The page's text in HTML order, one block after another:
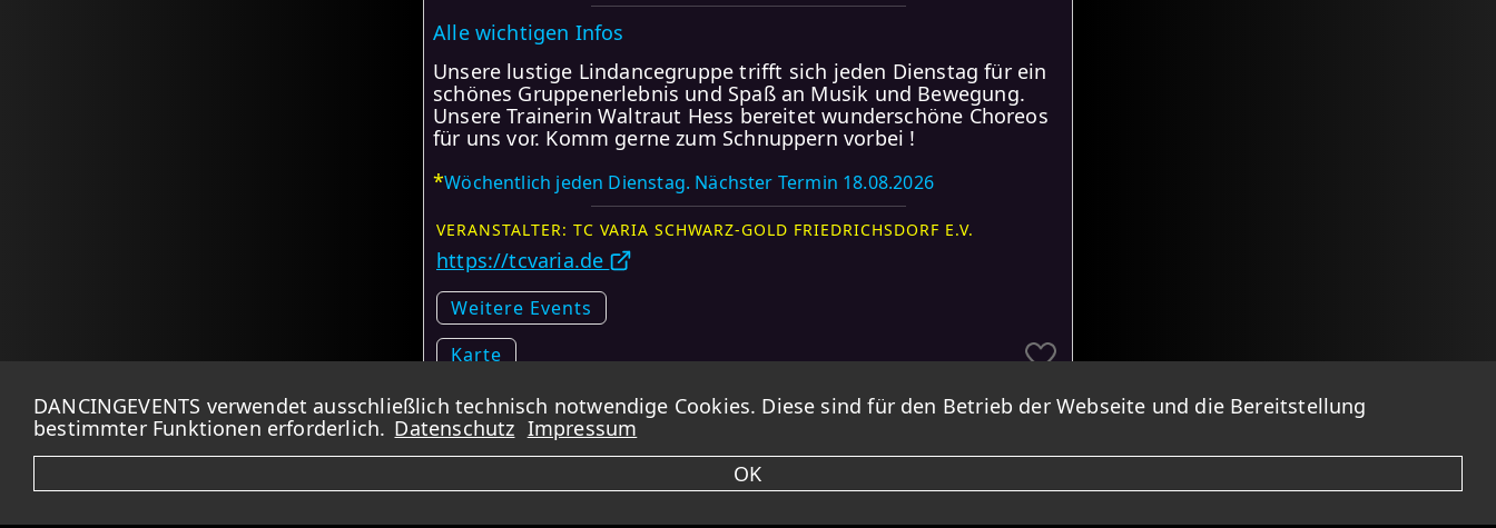
Alle wichtigen Infos
Unsere lustige Lindancegruppe trifft sich jeden Dienstag für ein
schönes Gruppenerlebnis und Spaß an Musik und Bewegung.
Unsere Trainerin Waltraut Hess bereitet wunderschöne Choreos
für uns vor. Komm gerne zum Schnuppern vorbei !
*Wöchentlich jeden Dienstag. Nächster Termin 18.08.2026
VERANSTALTER: TC VARIA SCHWARZ-GOLD FRIEDRICHSDORF E.V.
https://tcvaria.de
Weitere Events
Karte
*DANCINGEVENTS übernimmt KEINE GARANTIE für die Korrektheit der Daten.Bei
Wiederholungsterminen kann es vorkommen, dass Feiertage und Ferien ausgeschlossen sind. Bitte
Datenschutz -
DANCINGEVENTS verwendet ausschließlich technisch notwendige Cookies. Diese sind für den Betrieb der Webseite und die Bereitstellung
bestimmter Funktionen erforderlich. Datenschutz Impressum
OK